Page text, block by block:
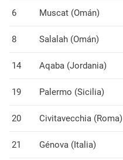
6 Muscat (Omán)
8 Salalah (Omán)
14 Aqaba (Jordania)
19 Palermo (Sicilia)
20 Civitavecchia (Roma)
21 Génova (Italia)